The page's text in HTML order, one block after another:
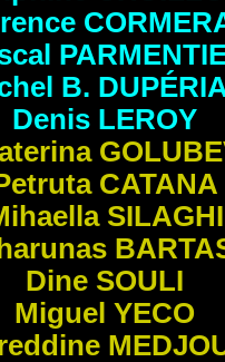
B.
Denis LEROY
CATANA
SILAGHI
Dine SOULI
Miguel YECO